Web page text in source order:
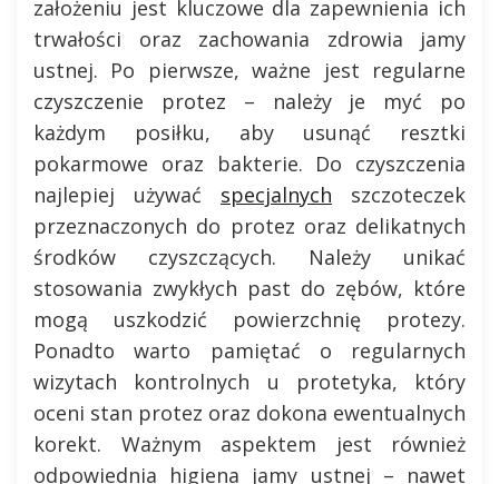
założeniu jest kluczowe dla zapewnienia ich
trwałości oraz zachowania zdrowia jamy
ustnej. Po pierwsze, ważne jest regularne
czyszczenie protez – należy je myć po
każdym posiłku, aby usunąć resztki
pokarmowe oraz bakterie. Do czyszczenia
najlepiej używać specjalnych szczoteczek
przeznaczonych do protez oraz delikatnych
środków czyszczących. Należy unikać
stosowania zwykłych past do zębów, które
mogą uszkodzić powierzchnię protezy.
Ponadto warto pamiętać o regularnych
wizytach kontrolnych u protetyka, który
oceni stan protez oraz dokona ewentualnych
korekt. Ważnym aspektem jest również
odpowiednia higiena jamy ustnej – nawet